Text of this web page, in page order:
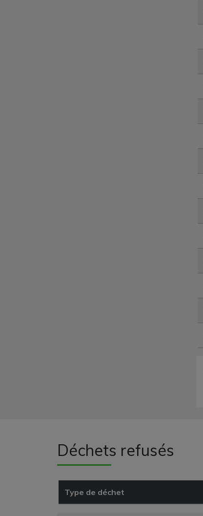
Déchets refusés
Type de déchet